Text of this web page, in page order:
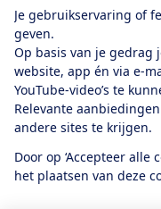
Je gebruikservaring of
geven.
Op basis van je gedrag
website, app én via e-
YouTube-video’s te
Relevante
andere sites te krijgen.
Door op ‘Accepteer alle
het plaatsen van deze
app
Algemene
Cookiebeleid
RSS-
12.901consumenten